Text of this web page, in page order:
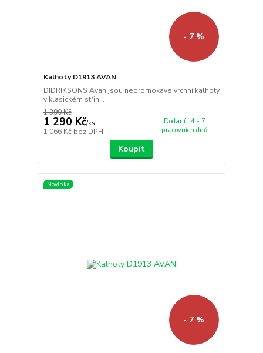
- 7 %
Kalhoty D1913 AVAN
DIDRIKSONS Avan jsou nepromokavé vrchní kalhoty
v klasickém střih...
1 390 Kč
1 290 Kč/ks
1 066 Kč bez DPH
Dodání : 4 - 7
pracovních dnů
Koupit
Novinka
- 7 %